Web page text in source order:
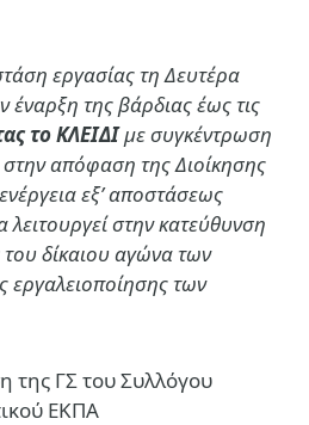
εργασίας τη Δευτέρα
έναρξη της βάρδιας έως τις
το ΚΛΕΙΔΙμε συγκέντρωση
στην απόφαση της Διοίκησης
εξ’ αποστάσεως
στην κατεύθυνση
δίκαιου αγώνα των
εργαλειοποίησης των
ΓΣ του Συλλόγου
ΕΚΠΑ